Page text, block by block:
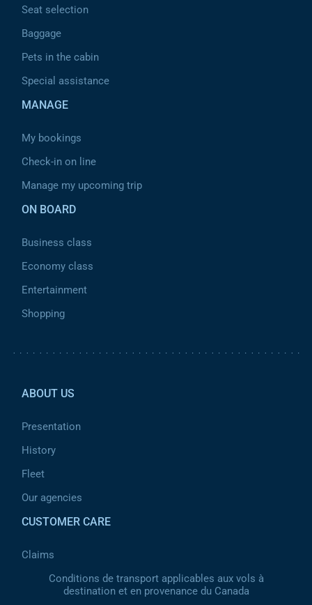
Seat selection
Baggage
Pets in the cabin
Special assistance
MANAGE
My bookings
Check-in on line
Manage my upcoming trip
ON BOARD
Business class
Economy class
Entertainment
Shopping
ABOUT US
Presentation
History
Fleet
Our agencies
CUSTOMER CARE
Claims
Conditions de transport applicables aux vols à
destination et en provenance du Canada